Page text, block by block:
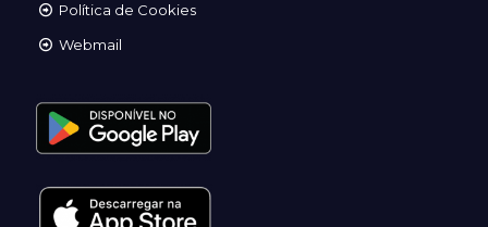
Política de Cookies
Webmail